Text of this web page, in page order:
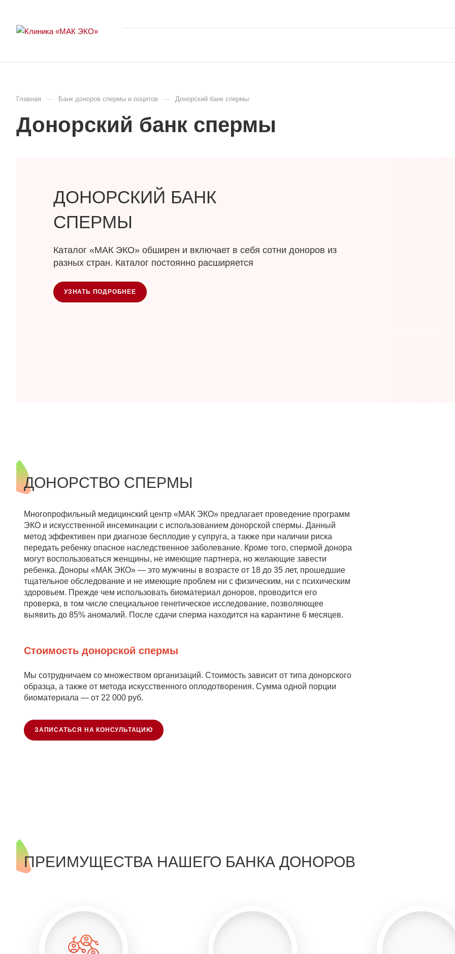
Главная — Банк доноров спермы и ооцитов — Донорский банк спермы
Донорский банк спермы
ДОНОРСКИЙ БАНК
СПЕРМЫ
Каталог «МАК ЭКО» обширен и включает в себя сотни доноров из
разных стран. Каталог постоянно расширяется
УЗНАТЬ ПОДРОБНЕЕ
ДОНОРСТВО СПЕРМЫ
Многопрофильный медицинский центр «МАК ЭКО» предлагает проведение программ
ЭКО и искусственной инсеминации с использованием донорской спермы. Данный
метод эффективен при диагнозе бесплодие у супруга, а также при наличии риска
передать ребенку опасное наследственное заболевание. Кроме того, спермой донора
могут воспользоваться женщины, не имеющие партнера, но желающие завести
ребенка. Доноры «МАК ЭКО» — это мужчины в возрасте от 18 до 35 лет, прошедшие
тщательное обследование и не имеющие проблем ни с физическим, ни с психическим
здоровьем. Прежде чем использовать биоматериал доноров, проводится его
проверка, в том числе специальное генетическое исследование, позволяющее
выявить до 85% аномалий. После сдачи сперма находится на карантине 6 месяцев.
Стоимость донорской спермы
Мы сотрудничаем со множеством организаций. Стоимость зависит от типа донорского
образца, а также от метода искусственного оплодотворения. Сумма одной порции
биоматериала — от 22 000 руб.
ЗАПИСАТЬСЯ НА КОНСУЛЬТАЦИЮ
ПРЕИМУЩЕСТВА НАШЕГО БАНКА ДОНОРОВ